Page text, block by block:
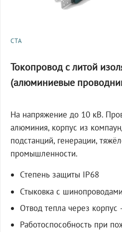
СТА
Токопровод с литой
(алюминиевые
На напряжение до 10 кВ.
алюминия, корпус из
подстанций, генерации,
промышленности.
Степень защиты IP68
Стыковка с
Отвод тепла через корпус
Работоспособность при